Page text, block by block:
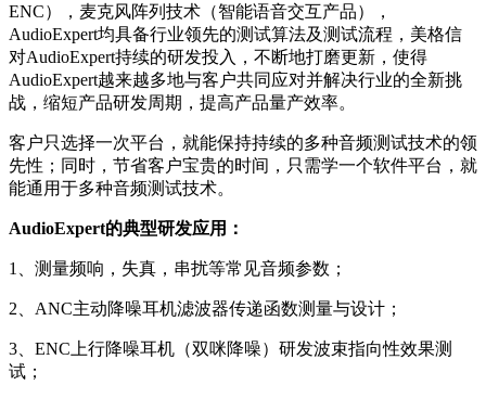
ENC），麦克风阵列技术（智能语音交互产品），
AudioExpert均具备行业领先的测试算法及测试流程，美格信
对AudioExpert持续的研发投入，不断地打磨更新，使得
AudioExpert越来越多地与客户共同应对并解决行业的全新挑
战，缩短产品研发周期，提高产品量产效率。
客户只选择一次平台，就能保持持续的多种音频测试技术的领
先性；同时，节省客户宝贵的时间，只需学一个软件平台，就
能通用于多种音频测试技术。
AudioExpert的典型研发应用：
1、测量频响，失真，串扰等常见音频参数；
2、ANC主动降噪耳机滤波器传递函数测量与设计；
3、ENC上行降噪耳机（双咪降噪）研发波束指向性效果测
试；